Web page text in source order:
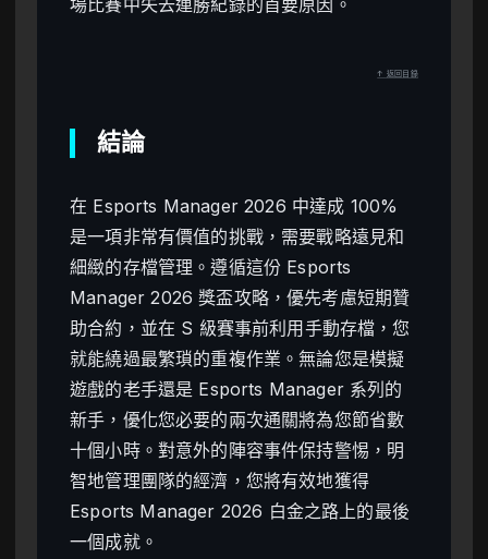
場比賽中失去連勝紀錄的首要原因。
↑ 返回目錄
結論
在 Esports Manager 2026 中達成 100%
是一項非常有價值的挑戰，需要戰略遠見和
細緻的存檔管理。遵循這份 Esports
Manager 2026 獎盃攻略，優先考慮短期贊
助合約，並在 S 級賽事前利用手動存檔，您
就能繞過最繁瑣的重複作業。無論您是模擬
遊戲的老手還是 Esports Manager 系列的
新手，優化您必要的兩次通關將為您節省數
十個小時。對意外的陣容事件保持警惕，明
智地管理團隊的經濟，您將有效地獲得
Esports Manager 2026 白金之路上的最後
一個成就。